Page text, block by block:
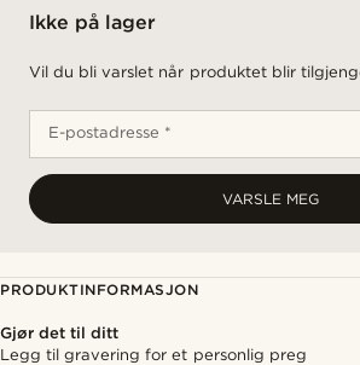
Ikke på lager
Vil du bli varslet når produktet blir
E-postadresse *
VARSLE MEG
PRODUKTINFORMASJON
Gjør det til ditt
Legg til gravering for et personlig preg